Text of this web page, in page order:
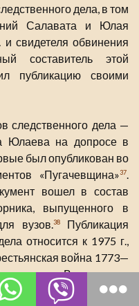
дела, в том
Салавата и Юлая
свидетеля обвинения
составитель этой
публикацию своими
следственного дела —
Юлаева на допросе в
был опубликован во
«Пугачевщина»37.
вошел в состав
выпущенного в
вузов.38Публикация
относится к 1975 г.,
война 1773—
В качестве
документов судебно-